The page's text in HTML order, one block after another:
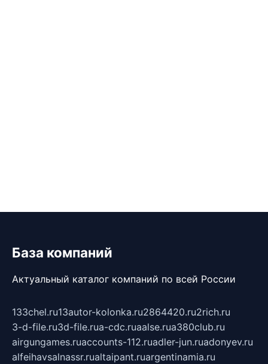
База компаний
Актуальный каталог компаний по всей России
133chel.ru13autor-kolonka.ru2864420.ru2rich.ru
3-d-file.ru3d-file.rua-cdc.ruaalse.rua380club.ru
airgungames.ruaccounts-112.ruadler-jun.ruadonyev.ru
alfeihavsalnassr.rualtaipant.ruargentinamia.ru